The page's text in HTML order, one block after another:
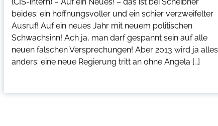
(CIS-intern) – Auf ein Neues! – das ist bei Scheibner
beides: ein hoffnungsvoller und ein schier verzweifelter
Ausruf! Auf ein neues Jahr mit neuem politischen
Schwachsinn! Ach ja, man darf gespannt sein auf alle
neuen falschen Versprechungen! Aber 2013 wird ja alles
anders: eine neue Regierung tritt an ohne Angela […]